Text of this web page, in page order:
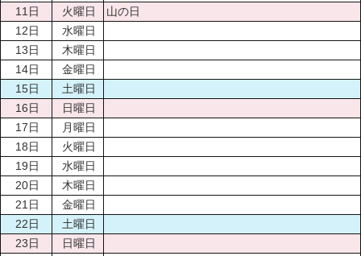
11日
火曜日
山の日
12日
水曜日
13日
木曜日
14日
金曜日
15日
土曜日
16日
日曜日
17日
月曜日
18日
火曜日
19日
水曜日
20日
木曜日
21日
金曜日
22日
土曜日
23日
日曜日